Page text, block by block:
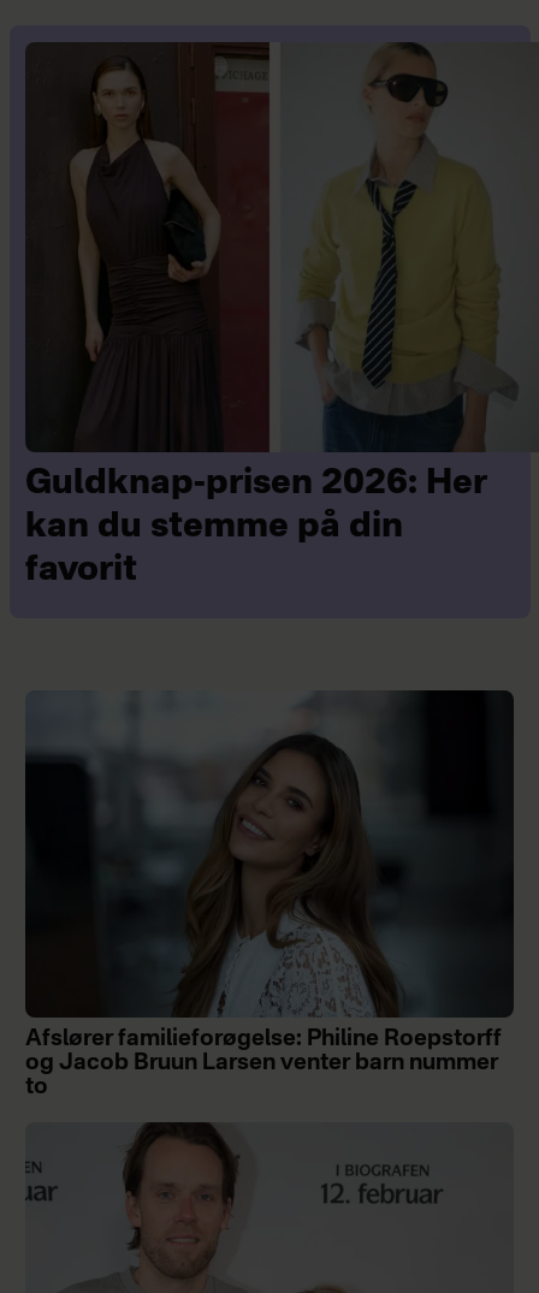
Guldknap-prisen 2026: Her
kan du stemme på din
favorit
Afslører familieforøgelse: Philine Roepstorff
og Jacob Bruun Larsen venter barn nummer
to